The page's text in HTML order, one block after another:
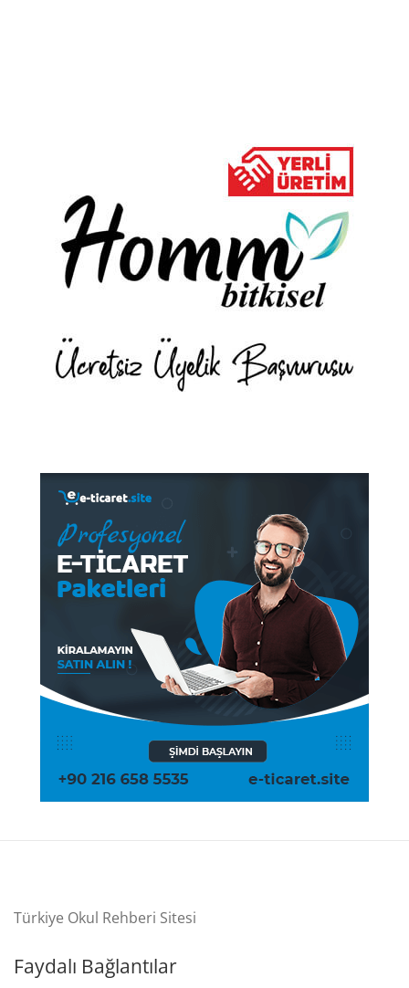
Türkiye Okul Rehberi Sitesi
Faydalı Bağlantılar